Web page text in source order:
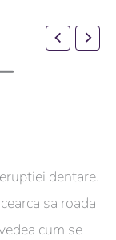
dentare.
sa roada
cum se